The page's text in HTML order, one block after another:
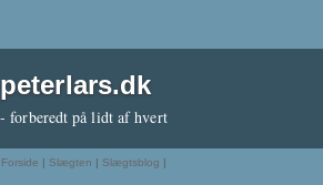
peterlars.dk
- forberedt på lidt af hvert
Forside | Slægten | Slægtsblog |